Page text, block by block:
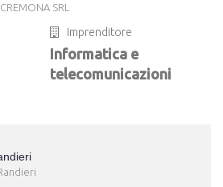
SRL
Imprenditore
Informatica e
telecomunicazioni